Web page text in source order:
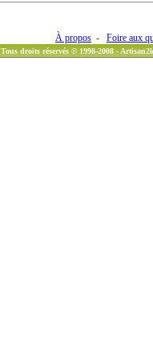
À propos - Foire aux
Tous droits réservés © 1998-2008 -